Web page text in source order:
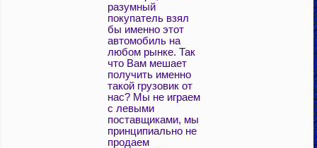
разумный
покупатель взял
бы именно этот
автомобиль на
любом рынке. Так
что Вам мешает
получить именно
такой грузовик от
нас? Мы не играем
с левыми
поставщиками, мы
принципиально не
продаем